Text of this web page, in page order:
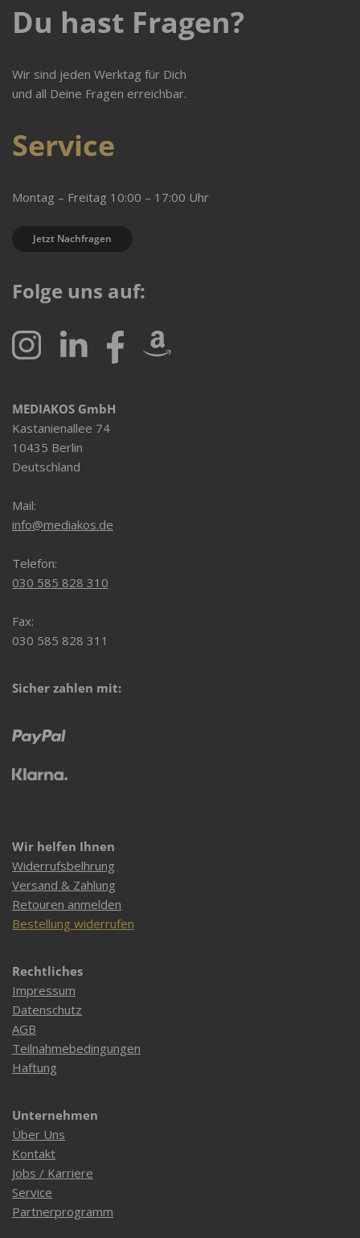
Du hast Fragen?
Wir sind jeden Werktag für Dich
und all Deine Fragen erreichbar.
Service
Montag – Freitag 10:00 – 17:00 Uhr
Jetzt Nachfragen
Folge uns auf:
MEDIAKOS GmbH
Kastanienallee 74
10435 Berlin
Deutschland
Mail:
info@mediakos.de
Telefon:
030 585 828 310
Fax:
030 585 828 311
Sicher zahlen mit:
Wir helfen Ihnen
Widerrufsbelhrung
Versand & Zahlung
Retouren anmelden
Bestellung widerrufen
Rechtliches
Impressum
Datenschutz
AGB
Teilnahmebedingungen
Haftung
Unternehmen
Über Uns
Kontakt
Jobs / Karriere
Service
Partnerprogramm